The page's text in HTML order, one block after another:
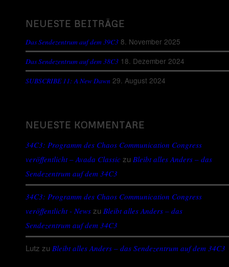
NEUESTE BEITRÄGE
Das Sendezentrum auf dem 39C3 8. November 2025
Das Sendezentrum auf dem 38C3 18. Dezember 2024
SUBSCRIBE 11: A New Dawn 29. August 2024
NEUESTE KOMMENTARE
34C3: Programm des Chaos Communication Congress
veröffentlicht – Avada Classic zu Bleibt alles Anders – das
Sendezentrum auf dem 34C3
34C3: Programm des Chaos Communication Congress
veröffentlicht - News zu Bleibt alles Anders – das
Sendezentrum auf dem 34C3
Lutz zu Bleibt alles Anders – das Sendezentrum auf dem 34C3